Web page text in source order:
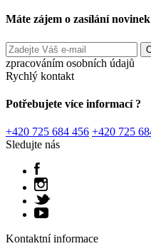
Máte zájem o zasílání
zpracováním osobních údajů
Rychlý kontakt
Potřebujete více informací ?
+420 725 684 456 +420 725
Sledujte nás
Kontaktní informace